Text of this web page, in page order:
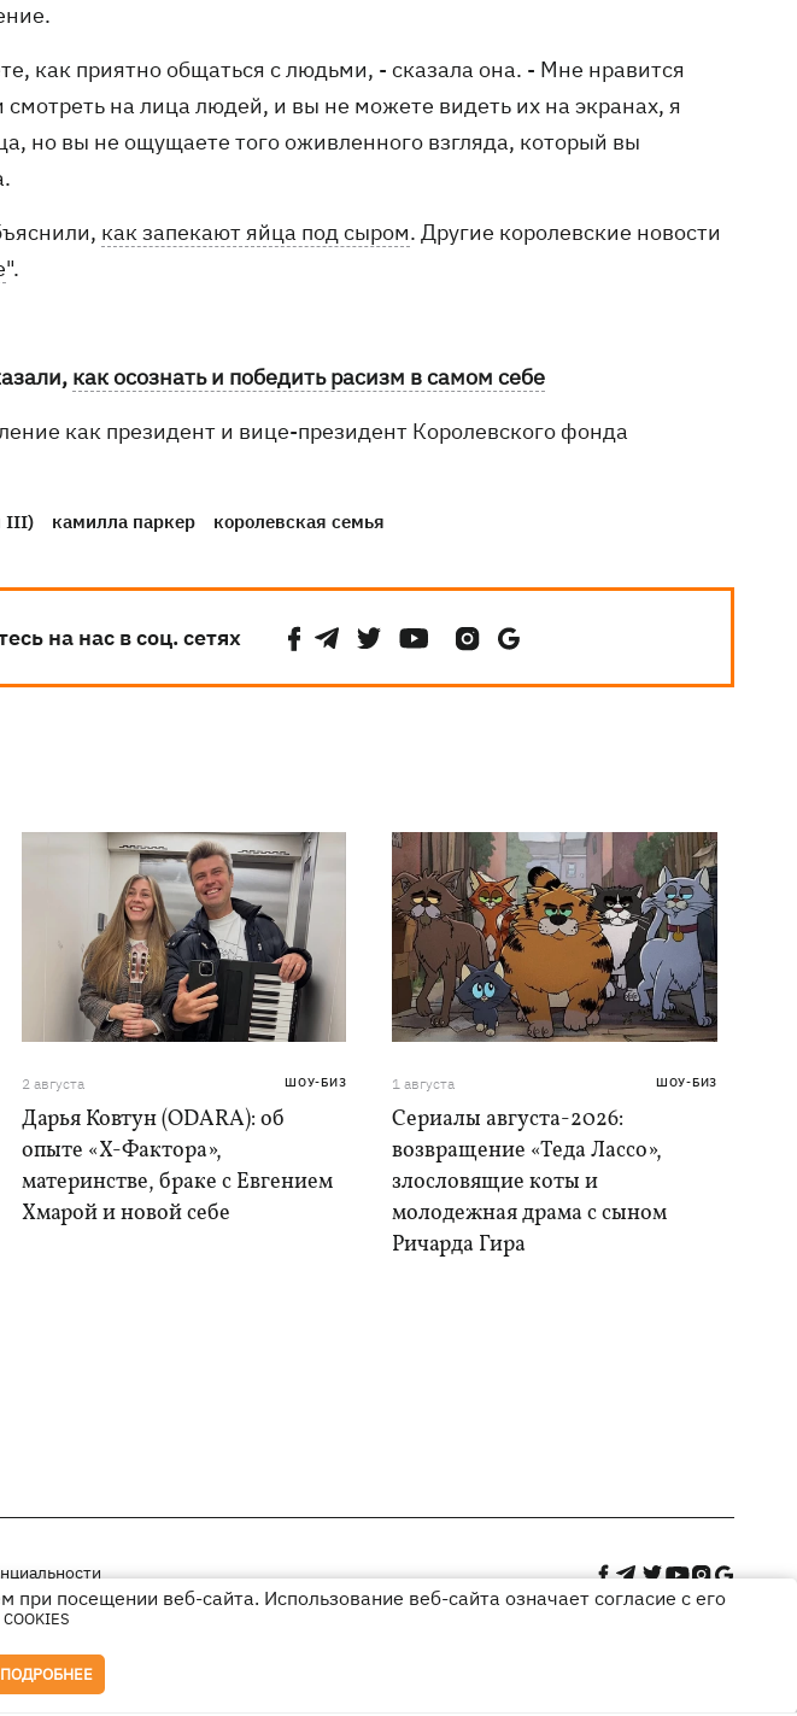
как приятно общаться с людьми, - сказала она. - Мне нравится
смотреть на лица людей, и вы не можете видеть их на экранах, я
но вы не ощущаете того оживленного взгляда, который вы
как запекают яйца под сыром. Другие королевские новости
".
как осознать и победить расизм в самом себе
как президент и вице-президент Королевского фонда
III) камилла паркер королевская семья
на нас в соц. сетях
2 августа ШОУ-БИЗ
Дарья Ковтун (ODARA): об
опыте «Х-Фактора»,
материнстве, браке с Евгением
Хмарой и новой себе
1 августа ШОУ-БИЗ
Сериалы августа-2026:
возвращение «Теда Лассо»,
злословящие коты и
молодежная драма с сыном
Ричарда Гира
посещении веб-сайта. Использование веб-сайта означает согласие с его
ПОДРОБНЕЕ